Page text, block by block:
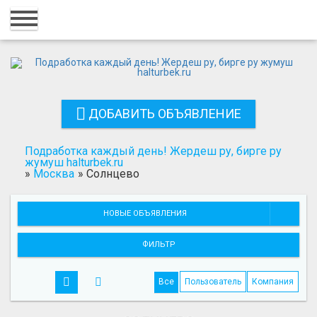
Главная
Добавить объявление
Поиск
ДОБАВИТЬ ОБЪЯВЛЕНИЕ
Подработка каждый день! Жердеш ру, бирге ру
жумуш halturbek.ru
» Москва » Солнцево
НОВЫЕ ОБЪЯВЛЕНИЯ
ФИЛЬТР
Все Пользователь Компания